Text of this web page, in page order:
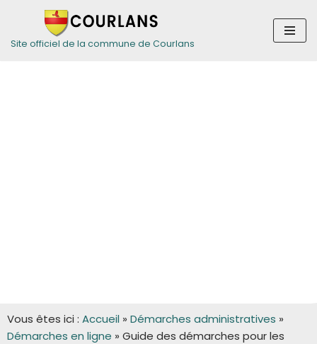
Aller
Site officiel de la commune de Courlans
Vous êtes ici : Accueil » Démarches administratives »
Démarches en ligne » Guide des démarches pour les